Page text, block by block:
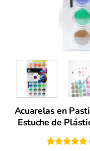
Acuarelas en
Estuche de